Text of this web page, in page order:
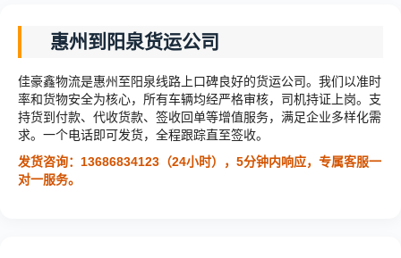
惠州到阳泉货运公司
佳豪鑫物流是惠州至阳泉线路上口碑良好的货运公司。我们以准时
率和货物安全为核心，所有车辆均经严格审核，司机持证上岗。支
持货到付款、代收货款、签收回单等增值服务，满足企业多样化需
求。一个电话即可发货，全程跟踪直至签收。
发货咨询：13686834123（24小时），5分钟内响应，专属客服一
对一服务。